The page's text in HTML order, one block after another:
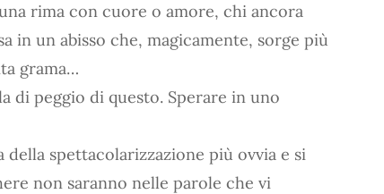
rima con cuore o amore, chi ancora
in un abisso che, magicamente, sorge più
grama…
di peggio di questo. Sperare in uno
della spettacolarizzazione più ovvia e si
non saranno nelle parole che vi